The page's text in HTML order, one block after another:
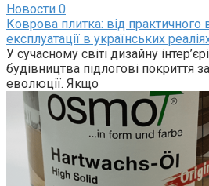
Новости 0
Коврова плитка: від практичного
експлуатації в українських
У сучасному світі дизайну
будівництва підлогові покриття
еволюції. Якщо